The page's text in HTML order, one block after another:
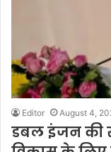
Editor August 4,
डबल इंजन की